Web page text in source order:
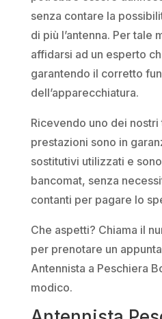
senza contare la
di più l’antenna. Per tale
affidarsi ad un esperto
garantendo il corretto
dell’apparecchiatura.
Ricevendo uno dei
prestazioni sono in
sostitutivi utilizzati e
bancomat, senza
contanti per pagare lo
Che aspetti? Chiama il
per prenotare un
Antennista a Peschiera
modico.